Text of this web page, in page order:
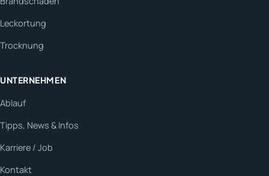
Leckortung
Trocknung
UNTERNEHMEN
Ablauf
Tipps, News & Infos
Karriere / Job
Kontakt